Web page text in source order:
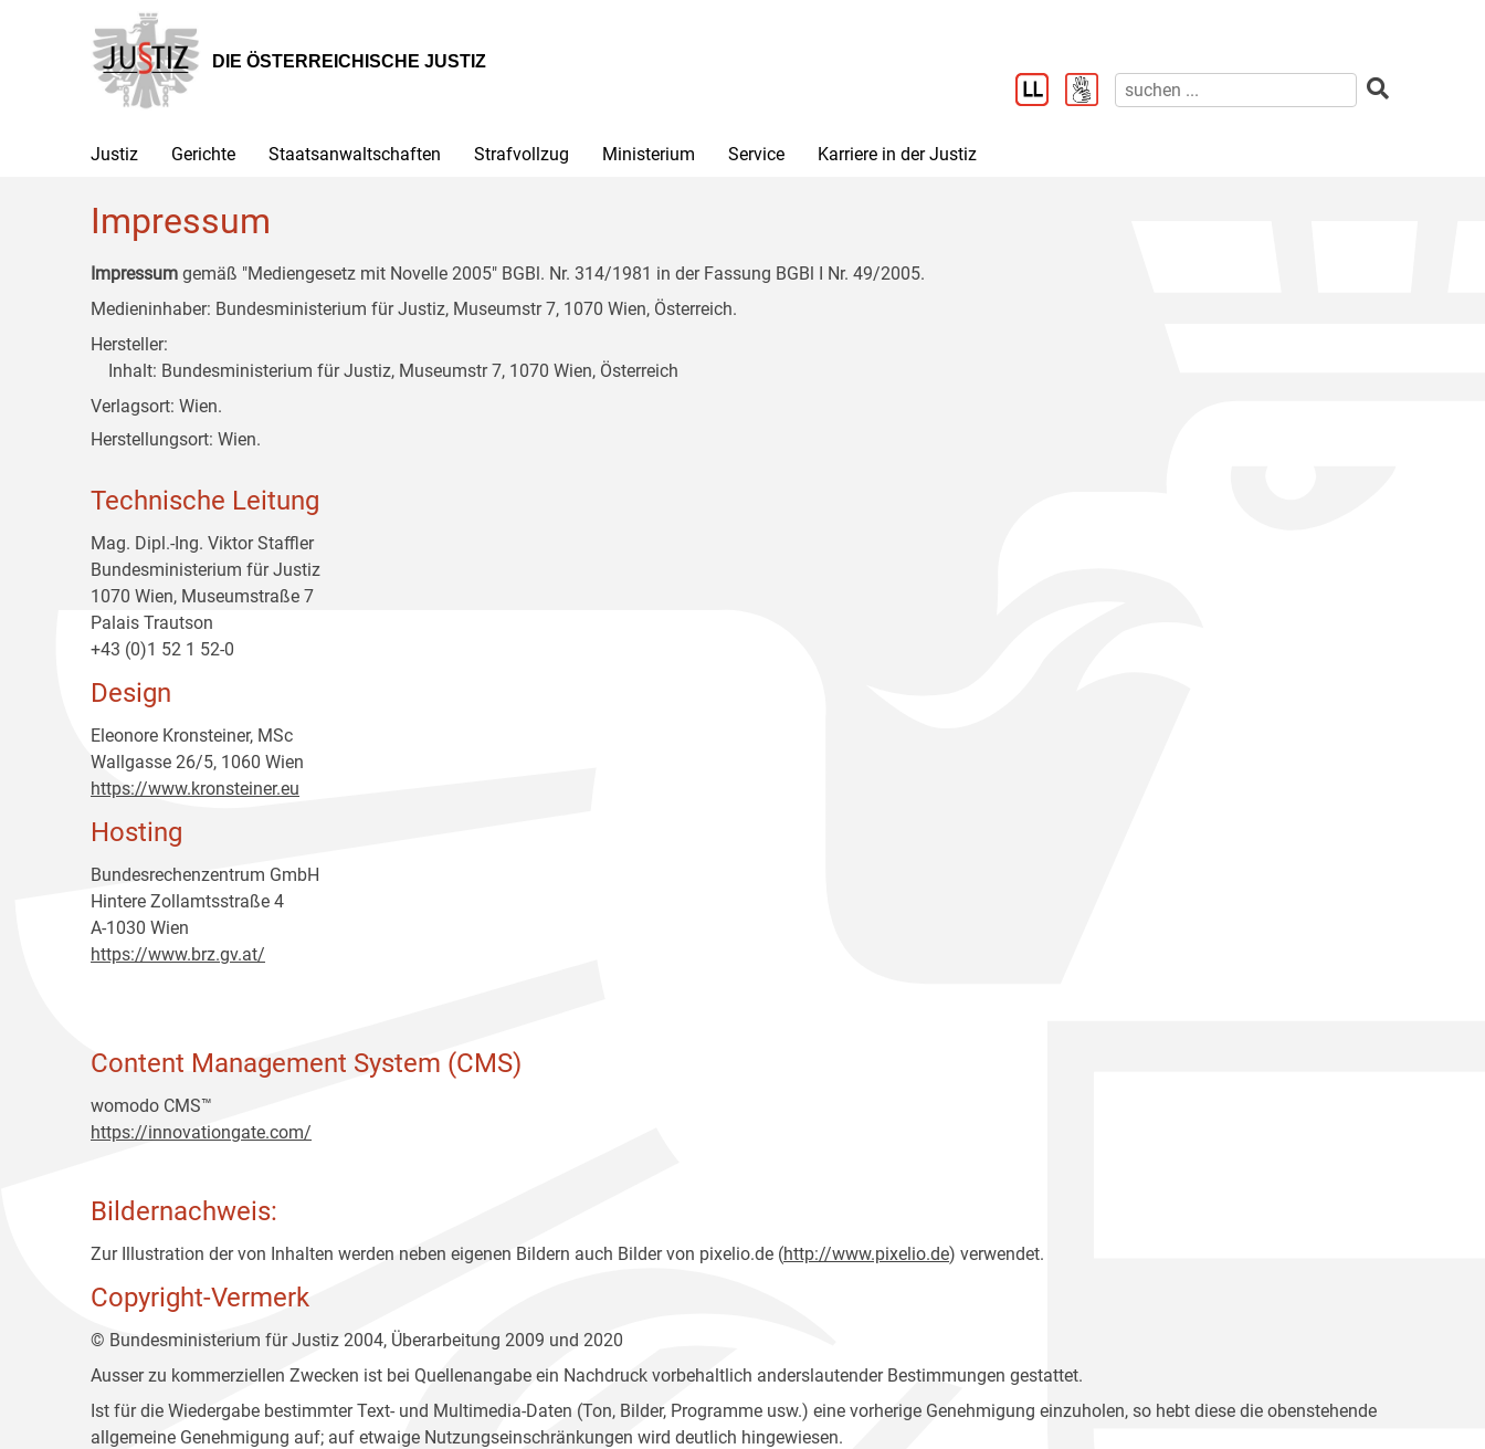
Hauptnavigation
[1]
Inhalt
[2]
Untermenü
[3]
DIE ÖSTERREICHISCHE JUSTIZ
Justiz Gerichte Staatsanwaltschaften Strafvollzug Ministerium Service Karriere in der Justiz
Impressum
Impressum gemäß "Mediengesetz mit Novelle 2005" BGBl. Nr. 314/1981 in der Fassung BGBl I Nr. 49/2005.
Medieninhaber: Bundesministerium für Justiz, Museumstr 7, 1070 Wien, Österreich.
Hersteller:
Inhalt: Bundesministerium für Justiz, Museumstr 7, 1070 Wien, Österreich
Verlagsort: Wien.
Herstellungsort: Wien.
Technische Leitung
Mag. Dipl.-Ing. Viktor Staffler
Bundesministerium für Justiz
1070 Wien, Museumstraße 7
Palais Trautson
+43 (0)1 52 1 52-0
Design
Eleonore Kronsteiner, MSc
Wallgasse 26/5, 1060 Wien
https://www.kronsteiner.eu
Hosting
Bundesrechenzentrum GmbH
Hintere Zollamtsstraße 4
A-1030 Wien
https://www.brz.gv.at/
Content Management System (CMS)
womodo CMS™
https://innovationgate.com/
Bildernachweis:
Zur Illustration der von Inhalten werden neben eigenen Bildern auch Bilder von pixelio.de (http://www.pixelio.de) verwendet.
Copyright-Vermerk
© Bundesministerium für Justiz 2004, Überarbeitung 2009 und 2020
Ausser zu kommerziellen Zwecken ist bei Quellenangabe ein Nachdruck vorbehaltlich anderslautender Bestimmungen gestattet.
Ist für die Wiedergabe bestimmter Text- und Multimedia-Daten (Ton, Bilder, Programme usw.) eine vorherige Genehmigung einzuholen, so hebt diese die obenstehende
allgemeine Genehmigung auf; auf etwaige Nutzungseinschränkungen wird deutlich hingewiesen.